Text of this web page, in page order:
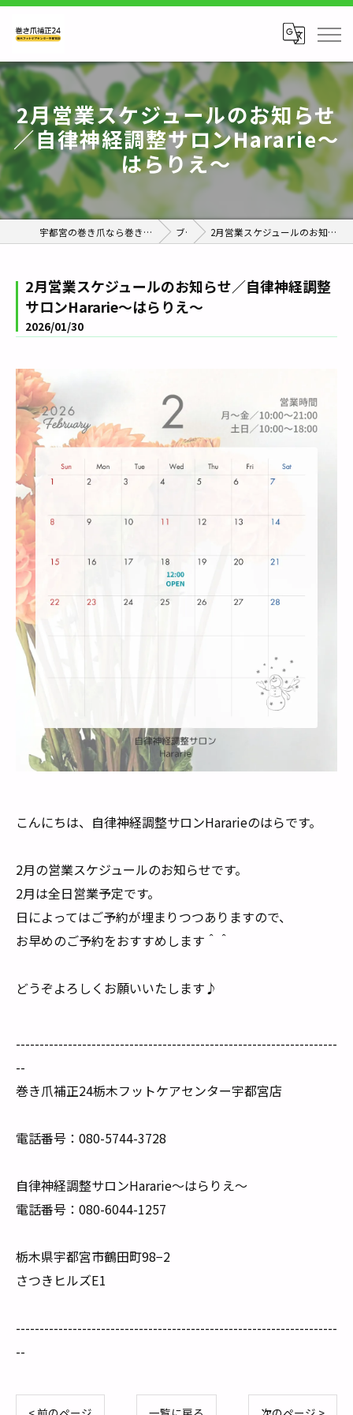
2月営業スケジュールのお知らせ
／自律神経調整サロンHararie〜
はらりえ〜
宇都宮の巻き爪なら巻き爪補正24栃木フットケアセンター宇都宮店 ブログ 2月営業スケジュールのお知らせ／自律神経調整サロンHararie〜はらりえ〜
2月営業スケジュールのお知らせ／自律神経調整
サロンHararie〜はらりえ〜
2026/01/30
こんにちは、自律神経調整サロンHararieのはらです。
2月の営業スケジュールのお知らせです。
2月は全日営業予定です。
日によってはご予約が埋まりつつありますので、
お早めのご予約をおすすめします＾＾
どうぞよろしくお願いいたします♪
--------------------------------------------------------------------
--
巻き爪補正24栃木フットケアセンター宇都宮店
電話番号：080-5744-3728
自律神経調整サロンHararie〜はらりえ〜
電話番号：080-6044-1257
栃木県宇都宮市鶴田町98−2
さつきヒルズE1
--------------------------------------------------------------------
--